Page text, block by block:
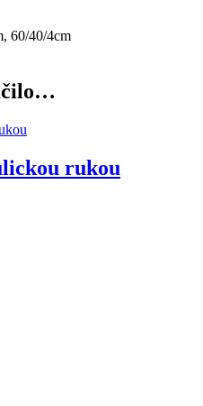
60/40/4cm
rukou